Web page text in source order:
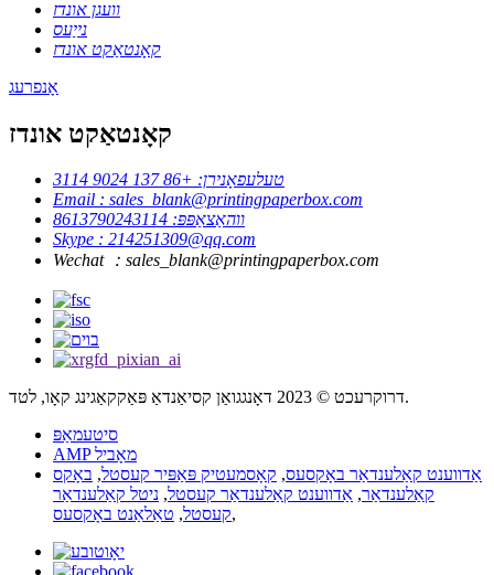
וועגן אונדז
נייַעס
קאָנטאַקט אונדז
אָנפרעג
קאָנטאַקט אונדז
טעלעפאָנירן: +86 137 9024 3114
Email : sales_blank@printingpaperbox.com
ווהאַצאַפּפּ: 8613790243114
Skype : 214251309@qq.com
Wechat ：sales_blank@printingpaperbox.com
דרוקרעכט © 2023 דאָנגגואַן קסיאַנדאַ פּאַקקאַגינג קאָו, לטד.
סיטעמאַפּ
AMP מאָביל
אַדווענט קאַלענדאַר באָקסעס, קאָסמעטיק פּאַפּיר קעסטל, באָקס
קאַלענדאַר, אַדווענט קאַלענדאַר קעסטל, ניטל קאַלענדאַר
קעסטל, טאַלאַנט באָקסעס ,